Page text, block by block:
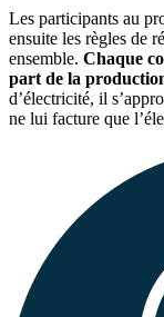
Les participants au
ensuite les règles de
ensemble. Chaque
part de la
d’électricité, il
ne lui facture que